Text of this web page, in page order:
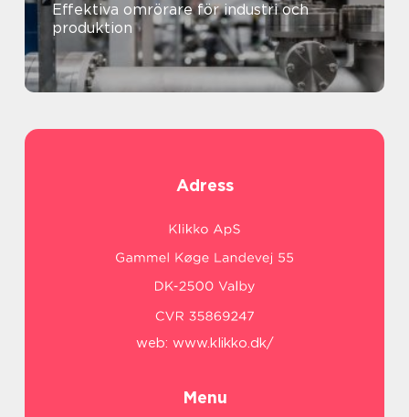
Effektiva omrörare för industri och
produktion
Adress
web: www.klikko.dk/
Menu